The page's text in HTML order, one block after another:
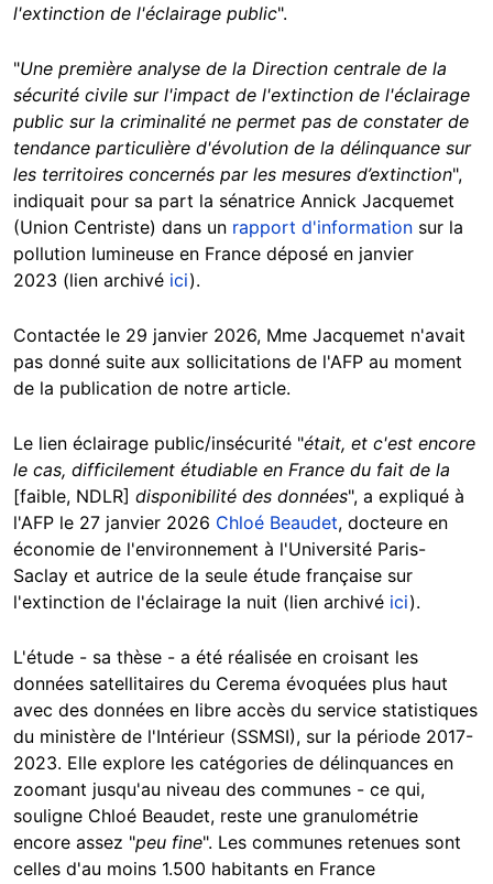
l'extinction de l'éclairage public".
"Une première analyse de la Direction centrale de la
sécurité civile sur l'impact de l'extinction de l'éclairage
public sur la criminalité ne permet pas de constater de
tendance particulière d'évolution de la délinquance sur
les territoires concernés par les mesures d’extinction",
indiquait pour sa part la sénatrice Annick Jacquemet
(Union Centriste) dans un rapport d'information sur la
pollution lumineuse en France déposé en janvier
2023 (lien archivé ici).
Contactée le 29 janvier 2026, Mme Jacquemet n'avait
pas donné suite aux sollicitations de l'AFP au moment
de la publication de notre article.
Le lien éclairage public/insécurité "était, et c'est encore
le cas, difficilement étudiable en France du fait de la
[faible, NDLR] disponibilité des données", a expliqué à
l'AFP le 27 janvier 2026 Chloé Beaudet, docteure en
économie de l'environnement à l'Université Paris-
Saclay et autrice de la seule étude française sur
l'extinction de l'éclairage la nuit (lien archivé ici).
L'étude - sa thèse - a été réalisée en croisant les
données satellitaires du Cerema évoquées plus haut
avec des données en libre accès du service statistiques
du ministère de l'Intérieur (SSMSI), sur la période 2017-
2023. Elle explore les catégories de délinquances en
zoomant jusqu'au niveau des communes - ce qui,
souligne Chloé Beaudet, reste une granulométrie
encore assez "peu fine". Les communes retenues sont
celles d'au moins 1.500 habitants en France